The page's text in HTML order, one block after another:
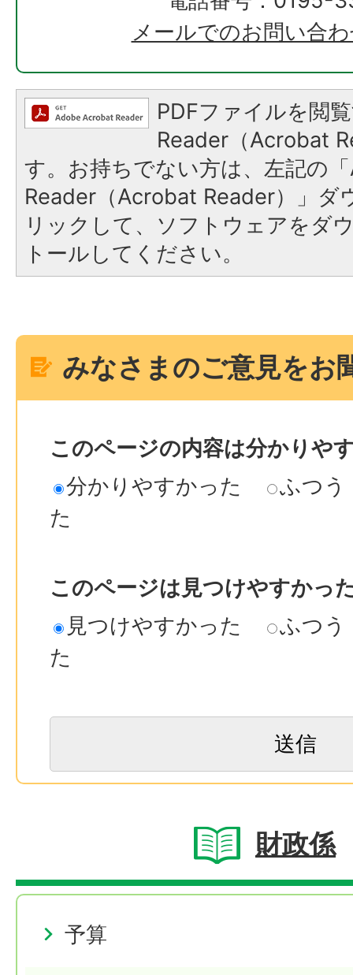
メールでのお問い合
PDFファイルを閲
Reader（Acrobat
す。お持ちでない方は、左記の
Reader（Acrobat Reader）」ダ
リックして、ソフトウェアをダ
トールしてください。
みなさまのご意見をお
このページの内容は分かりや
分かりやすかった
ふつう
た
このページは見つけやすかっ
見つけやすかった
ふつう
た
財政係
予算